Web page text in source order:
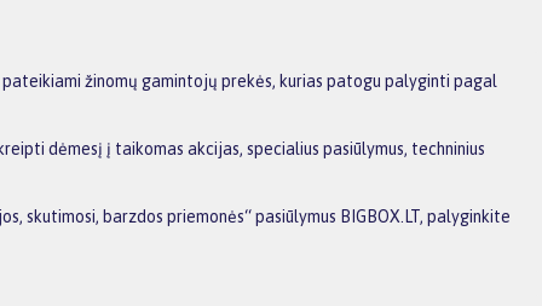
žinomų gamintojų prekės, kurias patogu palyginti pagal
dėmesį į taikomas akcijas, specialius pasiūlymus, techninius
barzdos priemonės“ pasiūlymus BIGBOX.LT, palyginkite